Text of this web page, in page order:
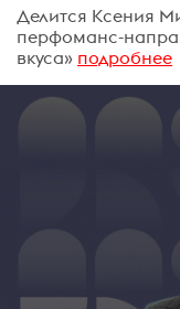
Делится Ксения
перфоманс-
вкуса» подробнее